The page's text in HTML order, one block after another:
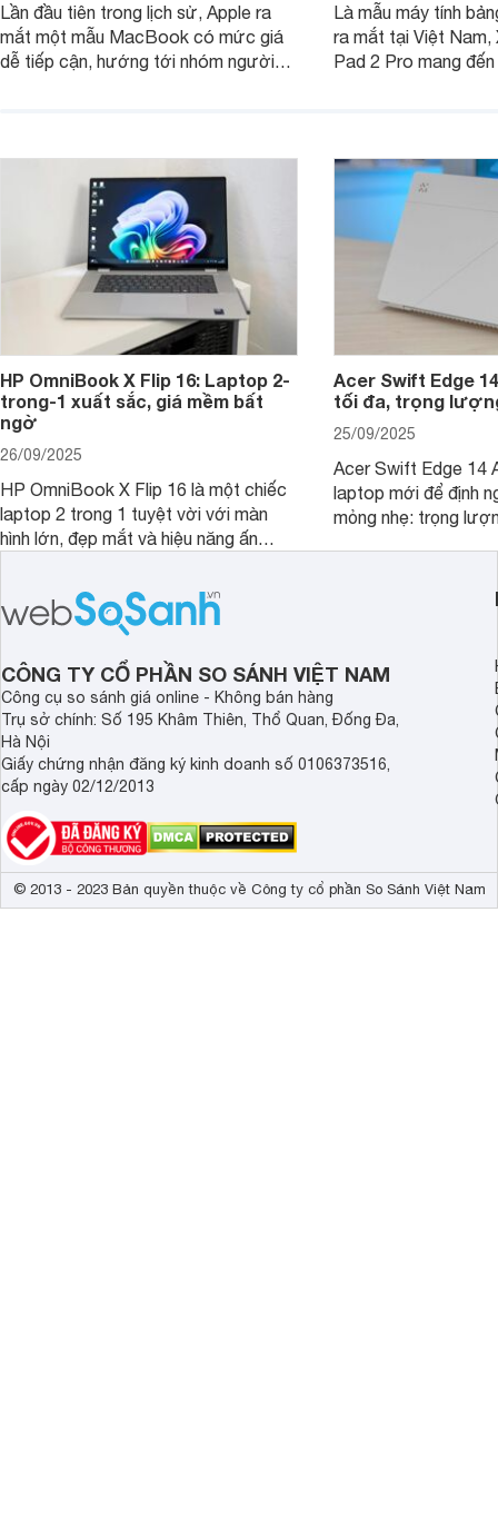
Lần đầu tiên trong lịch sử, Apple ra
mắt một mẫu MacBook có mức giá
dễ tiếp cận, hướng tới nhóm người
hút sự quan tâm lớn từ thị trường.
Là mẫu máy tính
ra mắt tại Việt Nam,
Pad 2 Pro mang
HP OmniBook X Flip 16: Laptop 2-
trong-1 xuất sắc, giá mềm bất
ngờ
26/09/2025
HP OmniBook X Flip 16 là một chiếc
laptop 2 trong 1 tuyệt vời với màn
hình lớn, đẹp mắt và hiệu năng ấn
thành một lựa chọn “đáng đồng tiền
bát gạo” trên thị trường.
Acer Swift Edge
tối đa, trọng
25/09/2025
Acer Swift Edge 14
laptop mới để định
mỏng nhẹ: trọng
năng AI hàng đầu,
CÔNG TY CỔ PHẦN SO SÁNH VIỆT NAM
Công cụ so sánh giá online - Không bán hàng
Trụ sở chính: Số 195 Khâm Thiên, Thổ Quan, Đống Đa,
Hà Nội
Giấy chứng nhận đăng ký kinh doanh số 0106373516,
cấp ngày 02/12/2013
© 2013 - 2023 Bản quyền thuộc về Công ty cổ phần So Sánh Việt Nam